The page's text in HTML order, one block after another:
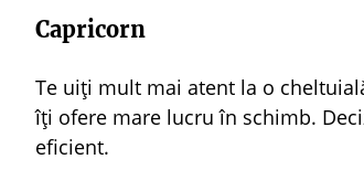
Capricorn
Te uiți mult mai atent la o
îți ofere mare lucru în schimb.
eficient.